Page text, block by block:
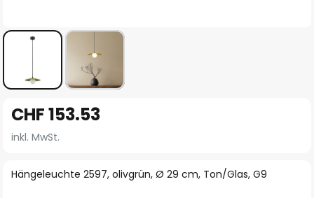
Anfang
der
springen
Hängeleuchte 2597, olivgrün, Ø 29 cm, Ton/Glas, G9
CHF 153.53
inkl. MwSt.